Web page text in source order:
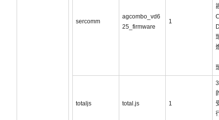
sercomm
agcombo_vd6
25_firmware
1
totaljs total.js 1